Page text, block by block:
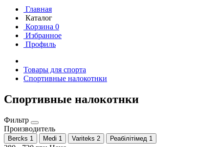
Главная
Каталог
Корзина 0
Избранное
Профиль
Товары для спорта
Спортивные налокотнки
Спортивные налокотнки
Фильтр
Производитель
Bercks 1 Medi 1 Variteks 2 Реабілітімед 1